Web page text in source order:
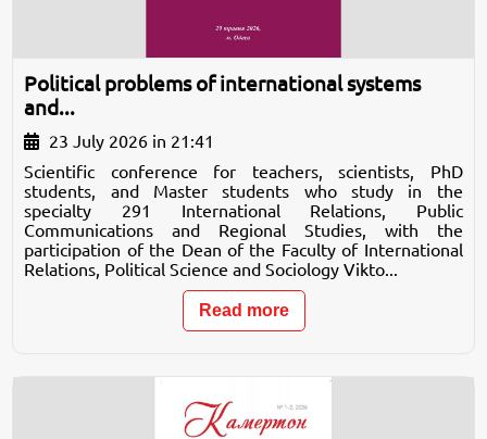
Political problems of international systems
and...
23 July 2026 in 21:41
Scientific conference for teachers, scientists, PhD
students, and Master students who study in the
specialty 291 International Relations, Public
Communications and Regional Studies, with the
participation of the Dean of the Faculty of International
Relations, Political Science and Sociology Vikto...
Read more